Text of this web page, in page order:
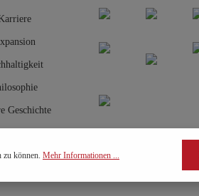
Geschichte
können. Mehr Informationen ...